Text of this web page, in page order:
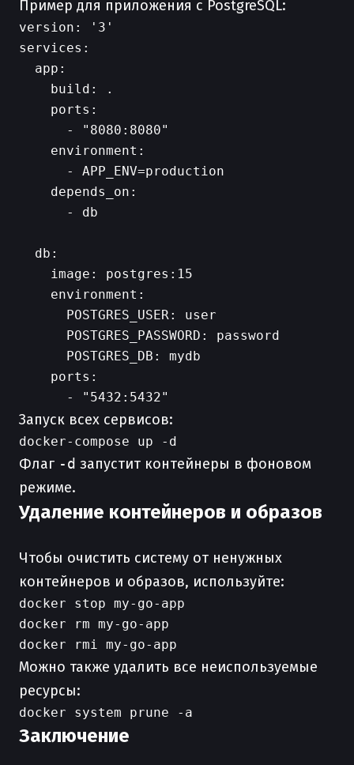
Пример для приложения с PostgreSQL:
version: '3'
services:
  app:
    build: .
    ports:
      - "8080:8080"
    environment:
      - APP_ENV=production
    depends_on:
      - db
  db:
    image: postgres:15
    environment:
      POSTGRES_USER: user
      POSTGRES_PASSWORD: password
      POSTGRES_DB: mydb
    ports:
Запуск всех сервисов:
Флаг -d запустит контейнеры в фоновом
режиме.
Удаление контейнеров и образов
Чтобы очистить систему от ненужных
контейнеров и образов, используйте:
docker stop my-go-app
docker rm my-go-app
Можно также удалить все неиспользуемые
ресурсы:
Заключение